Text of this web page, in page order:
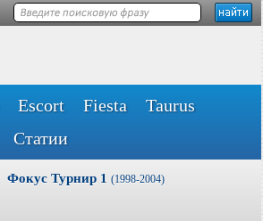
Escort Fiesta
Taurus
Статии
Фокус Турнир 1 (1998-2004)